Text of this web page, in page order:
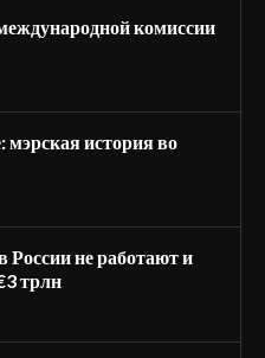
комиссии
история во
России не работают и
трлн